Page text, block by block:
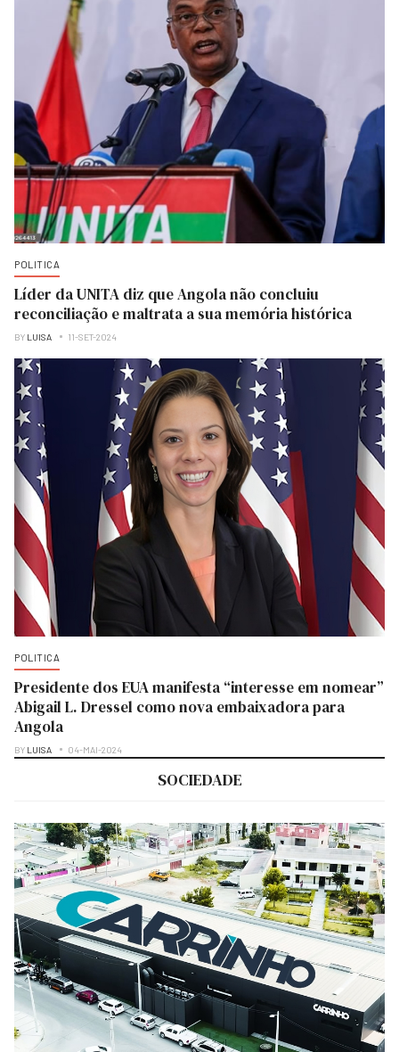
POLITICA
Líder da UNITA diz que Angola não concluiu
reconciliação e maltrata a sua memória histórica
BY LUISA 11-SET-2024
POLITICA
Presidente dos EUA manifesta “interesse em nomear”
Abigail L. Dressel como nova embaixadora para
Angola
BY LUISA 04-MAI-2024
SOCIEDADE